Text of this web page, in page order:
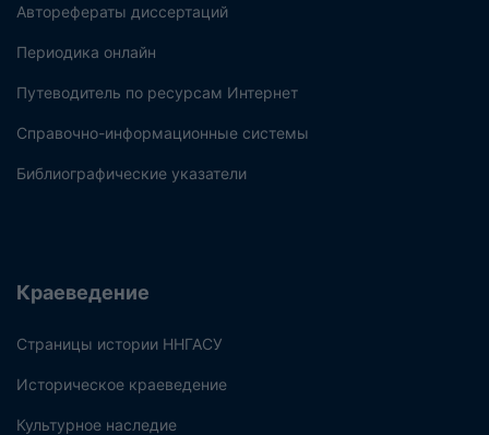
Авторефераты диссертаций
Периодика онлайн
Путеводитель по ресурсам Интернет
Справочно-информационные системы
Библиографические указатели
Краеведение
Страницы истории ННГАСУ
Историческое краеведение
Культурное наследие